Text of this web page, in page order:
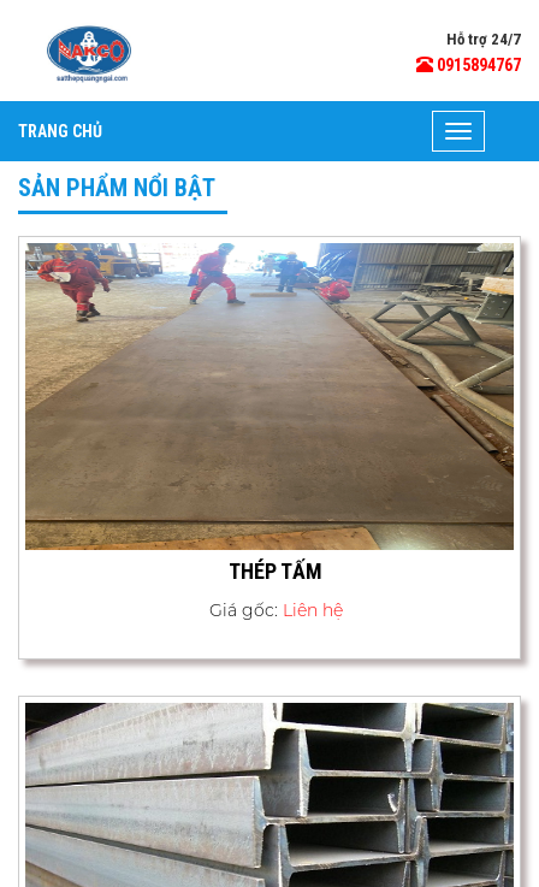
Hỗ trợ 24/7
0915894767
Toggle
navigation
TRANG CHỦ
SẢN PHẨM NỔI BẬT
THÉP TẤM
Giá gốc: Liên hệ